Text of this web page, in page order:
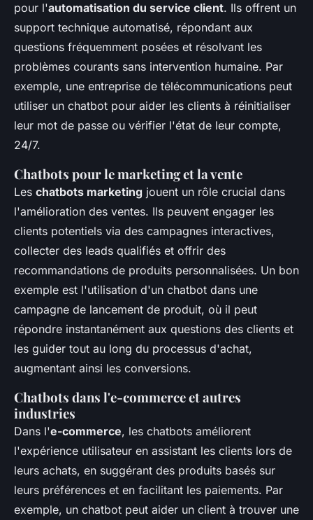
pour l'automatisation du service client. Ils offrent un
support technique automatisé, répondant aux
questions fréquemment posées et résolvant les
problèmes courants sans intervention humaine. Par
exemple, une entreprise de télécommunications peut
utiliser un chatbot pour aider les clients à réinitialiser
leur mot de passe ou vérifier l'état de leur compte,
24/7.
Chatbots pour le marketing et la vente
Les chatbots marketing jouent un rôle crucial dans
l'amélioration des ventes. Ils peuvent engager les
clients potentiels via des campagnes interactives,
collecter des leads qualifiés et offrir des
recommandations de produits personnalisées. Un bon
exemple est l'utilisation d'un chatbot dans une
campagne de lancement de produit, où il peut
répondre instantanément aux questions des clients et
les guider tout au long du processus d'achat,
augmentant ainsi les conversions.
Chatbots dans l'e-commerce et autres
industries
Dans l'e-commerce, les chatbots améliorent
l'expérience utilisateur en assistant les clients lors de
leurs achats, en suggérant des produits basés sur
leurs préférences et en facilitant les paiements. Par
exemple, un chatbot peut aider un client à trouver une